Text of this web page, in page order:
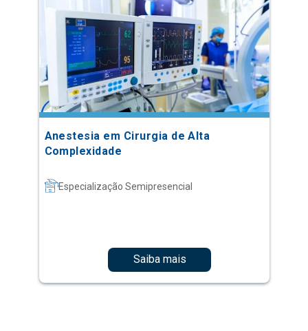
Anestesia em Cirurgia de Alta
Complexidade
Especialização Semipresencial
Saiba mais